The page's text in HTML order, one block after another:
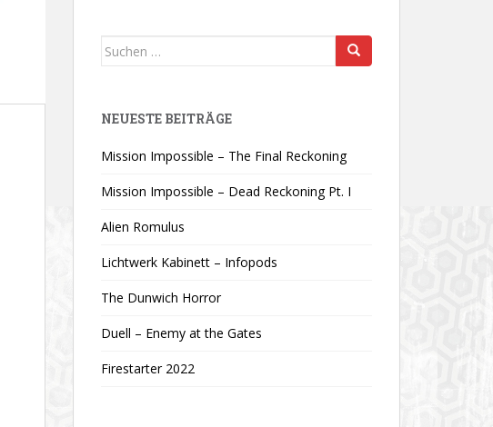
Suchen
NEUESTE BEITRÄGE
Mission Impossible – The Final Reckoning
Mission Impossible – Dead Reckoning Pt. I
Alien Romulus
Lichtwerk Kabinett – Infopods
The Dunwich Horror
Duell – Enemy at the Gates
Firestarter 2022